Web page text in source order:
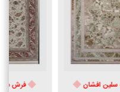
فرش مدل افشان ماهی